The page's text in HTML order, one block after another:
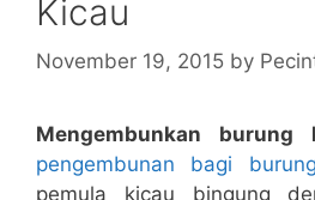
Kicau
November 19, 2015 by
Mengembunkan burung
pengembunan bagi
pemula kicau bingung